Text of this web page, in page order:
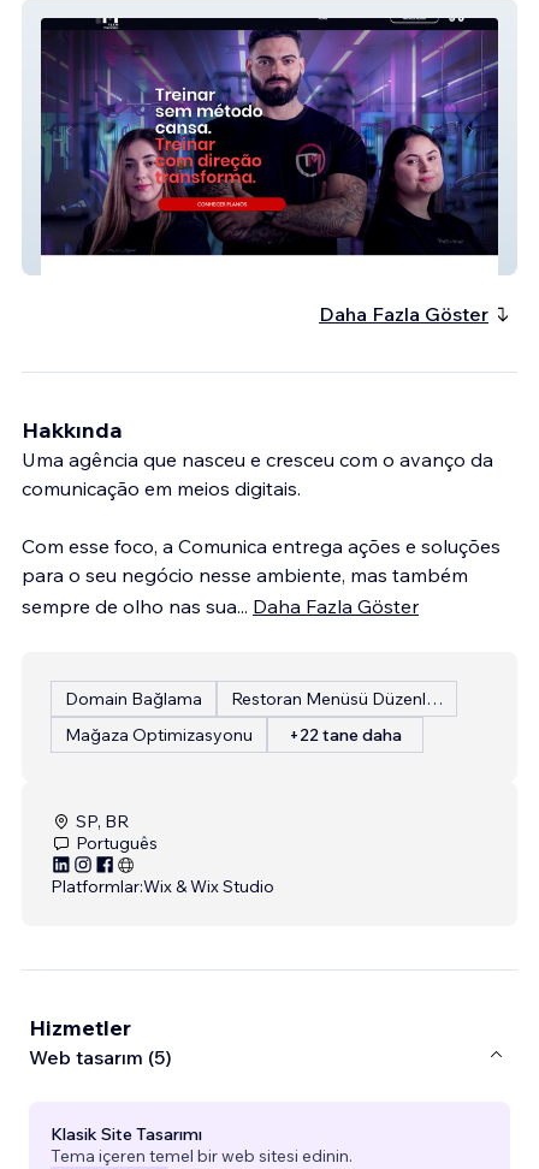
Team Massei
Daha Fazla Göster
Hakkında
Uma agência que nasceu e cresceu com o avanço da
comunicação em meios digitais.
Com esse foco, a Comunica entrega ações e soluções
para o seu negócio nesse ambiente, mas também
sempre de olho nas sua... Daha Fazla Göster
Domain Bağlama
Restoran Menüsü Düzenleme
Mağaza Optimizasyonu
+22 tane daha
SP, BR
Português
Platformlar:Wix & Wix Studio
Hizmetler
Web tasarım (5)
Klasik Site Tasarımı
Tema içeren temel bir web sitesi edinin.